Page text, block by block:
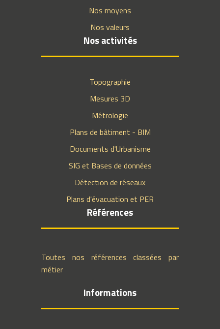
Nos moyens
Nos valeurs
Nos activités
Topographie
Mesures 3D
Métrologie
Plans de bâtiment - BIM
Documents d'Urbanisme
SIG et Bases de données
Détection de réseaux
Plans d'évacuation et PER
Références
Toutes nos références classées par
métier
Informations